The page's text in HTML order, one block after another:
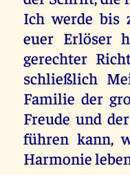
Ich werde bis
euer Erlöser
gerechter
schließlich
Familie der
Freude und
führen kann,
Harmonie